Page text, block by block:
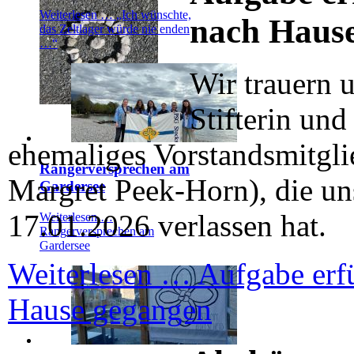
Weiterlesen …„Ich wünschte,
das Zeltlager würde nie enden
…“
Rangerversprechen am
Gardersee
Weiterlesen …
Rangerversprechen am
Gardersee
nach
Wir trauern
Stifterin und
ehemaliges
Margret Peek-Horn), die
17.01.2026 verlassen hat.
Weiterlesen …Aufgabe
Hause gegangen